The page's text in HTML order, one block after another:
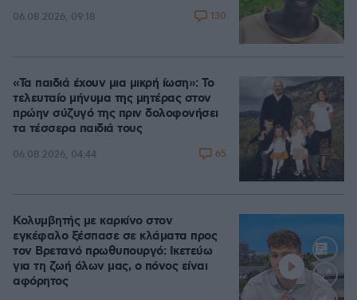
06.08.2026, 09:18 130
«Τα παιδιά έχουν μια μικρή ίωση»: Το
τελευταίο μήνυμα της μητέρας στον
πρώην σύζυγό της πριν δολοφονήσει
τα τέσσερα παιδιά τους
06.08.2026, 04:44 65
Κολυμβητής με καρκίνο στον
εγκέφαλο ξέσπασε σε κλάματα προς
τον Βρετανό πρωθυπουργό: Ικετεύω
για τη ζωή όλων μας, ο πόνος είναι
αφόρητος